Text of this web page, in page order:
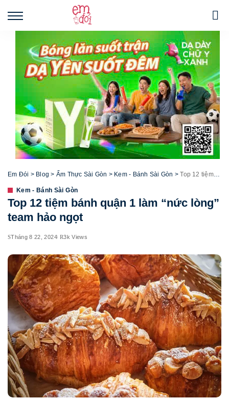
Em Đói > Blog > Ẩm Thực Sài Gòn > Kem - Bánh Sài Gòn >Top 12 tiệm bánh quận 1 làm “nức lòng” team hảo ngọt
Kem - Bánh Sài Gòn
Top 12 tiệm bánh quận 1 làm “nức lòng”
team hảo ngọt
Tháng 8 22, 2024 3k Views